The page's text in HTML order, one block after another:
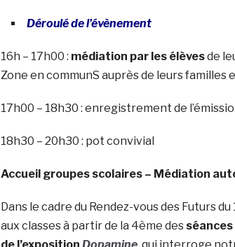
Déroulé de l’évènement
16h – 17h00 : médiation par les élèvesde
Zone en communS auprès de leurs familles
17h00 – 18h30 : enregistrement de
18h30 – 20h30 : pot convivial
Accueil groupes scolaires – Médiation
Dans le cadre du Rendez-vous des Futurs
aux classes à partir de la 4ème des
de l’exposition Dopamine, qui interroge